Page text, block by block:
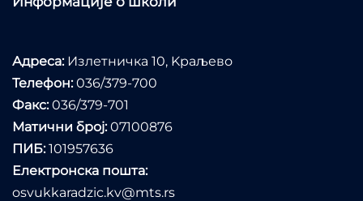
Адреса:Излетничка 10, Kраљево
Телефон:036/379-700
Факс:036/379-701
Матични број:07100876
ПИБ:101957636
Електронска пошта:
osvukkaradzic.kv@mts.rs